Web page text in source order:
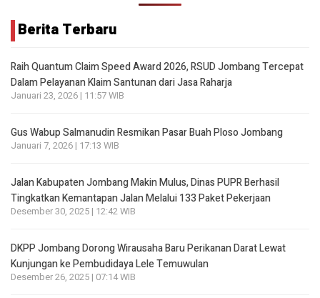
Berita Terbaru
Raih Quantum Claim Speed Award 2026, RSUD Jombang Tercepat
Dalam Pelayanan Klaim Santunan dari Jasa Raharja
Januari 23, 2026 | 11:57 WIB
Gus Wabup Salmanudin Resmikan Pasar Buah Ploso Jombang
Januari 7, 2026 | 17:13 WIB
Jalan Kabupaten Jombang Makin Mulus, Dinas PUPR Berhasil
Tingkatkan Kemantapan Jalan Melalui 133 Paket Pekerjaan
Desember 30, 2025 | 12:42 WIB
DKPP Jombang Dorong Wirausaha Baru Perikanan Darat Lewat
Kunjungan ke Pembudidaya Lele Temuwulan
Desember 26, 2025 | 07:14 WIB